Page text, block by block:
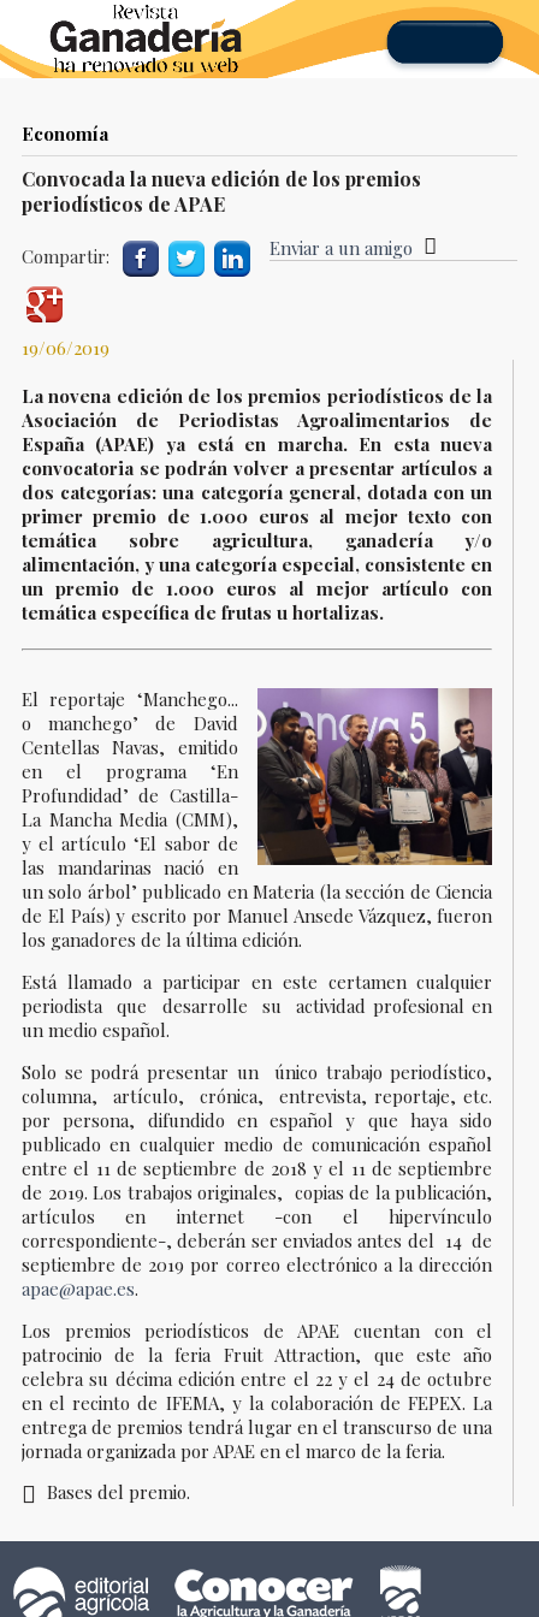
Economía
Convocada la nueva edición de los premios
periodísticos de APAE
Compartir: Enviar a un amigo
19/06/2019
La novena edición de los premios periodísticos de la
Asociación de Periodistas Agroalimentarios de
España (APAE) ya está en marcha. En esta nueva
convocatoria se podrán volver a presentar artículos a
dos categorías: una categoría general, dotada con un
primer premio de 1.000 euros al mejor texto con
temática sobre agricultura, ganadería y/o
alimentación, y una categoría especial, consistente en
un premio de 1.000 euros al mejor artículo con
temática específica de frutas u hortalizas.
El reportaje ‘Manchego...
o manchego’ de David
Centellas Navas, emitido
en el programa ‘En
Profundidad’ de Castilla-
La Mancha Media (CMM),
y el artículo ‘El sabor de
las mandarinas nació en
un solo árbol’ publicado en Materia (la sección de Ciencia
de El País) y escrito por Manuel Ansede Vázquez, fueron
los ganadores de la última edición.
Está llamado a participar en este certamen cualquier
periodista que desarrolle su actividad profesional en
un medio español.
Solo se podrá presentar un único trabajo periodístico,
columna, artículo, crónica, entrevista, reportaje, etc.
por persona, difundido en español y que haya sido
publicado en cualquier medio de comunicación español
entre el 11 de septiembre de 2018 y el 11 de septiembre
de 2019. Los trabajos originales, copias de la publicación,
artículos en internet -con el hipervínculo
correspondiente-, deberán ser enviados antes del 14 de
septiembre de 2019 por correo electrónico a la dirección
apae@apae.es.
Los premios periodísticos de APAE cuentan con el
patrocinio de la feria Fruit Attraction, que este año
celebra su décima edición entre el 22 y el 24 de octubre
en el recinto de IFEMA, y la colaboración de FEPEX. La
entrega de premios tendrá lugar en el transcurso de una
jornada organizada por APAE en el marco de la feria.
Bases del premio.